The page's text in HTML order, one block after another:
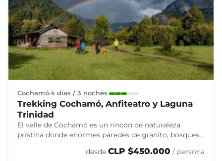
Cochamó 4 días / 3 noches
Trekking Cochamó, Anfiteatro y Laguna
Trinidad
El valle de Cochamó es un rincón de naturaleza
prístina donde enormes paredes de granito, bosques
Patagonia más auténtica.
desde CLP $450.000 / persona